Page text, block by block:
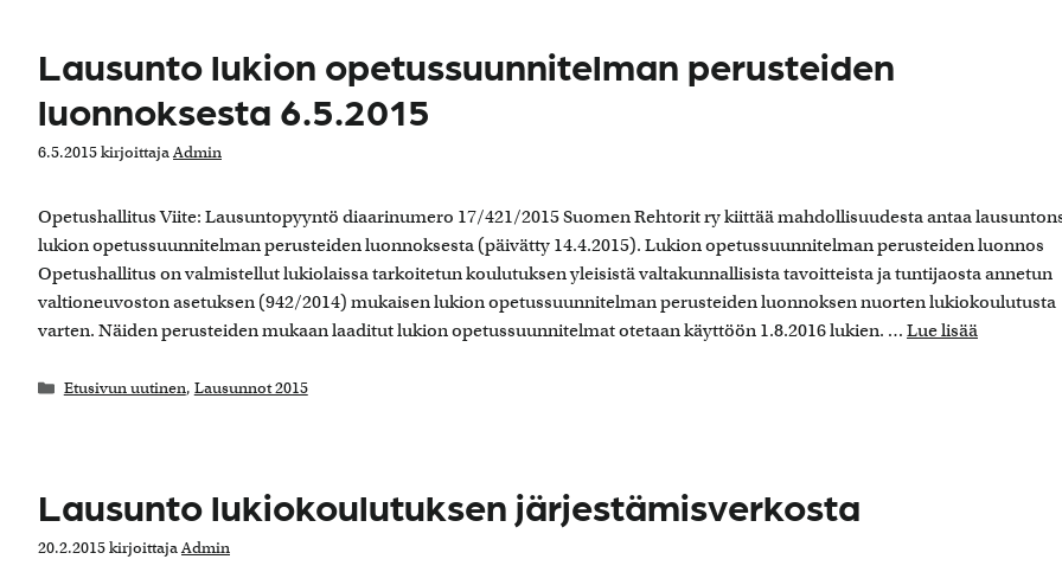
Lausunto lukion opetussuunnitelman perusteiden
luonnoksesta 6.5.2015
6.5.2015kirjoittajaAdmin
Opetushallitus Viite: Lausuntopyyntö diaarinumero 17/421/2015 Suomen Rehtorit ry kiittää mahdollisuudesta antaa
lukion opetussuunnitelman perusteiden luonnoksesta (päivätty 14.4.2015). Lukion opetussuunnitelman perusteiden luonnos
Opetushallitus on valmistellut lukiolaissa tarkoitetun koulutuksen yleisistä valtakunnallisista tavoitteista ja tuntijaosta annetun
valtioneuvoston asetuksen (942/2014) mukaisen lukion opetussuunnitelman perusteiden luonnoksen nuorten lukiokoulutusta
varten. Näiden perusteiden mukaan laaditut lukion opetussuunnitelmat otetaan käyttöön 1.8.2016 lukien. … Lue lisää
Kategoriat
Etusivun uutinen, Lausunnot 2015
Lausunto lukiokoulutuksen järjestämisverkosta
20.2.2015kirjoittajaAdmin